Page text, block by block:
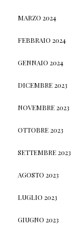
MARZO 2024
FEBBRAIO 2024
GENNAIO 2024
DICEMBRE 2023
NOVEMBRE 2023
OTTOBRE 2023
SETTEMBRE 2023
AGOSTO 2023
LUGLIO 2023
GIUGNO 2023